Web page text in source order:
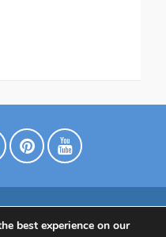
best experience on our